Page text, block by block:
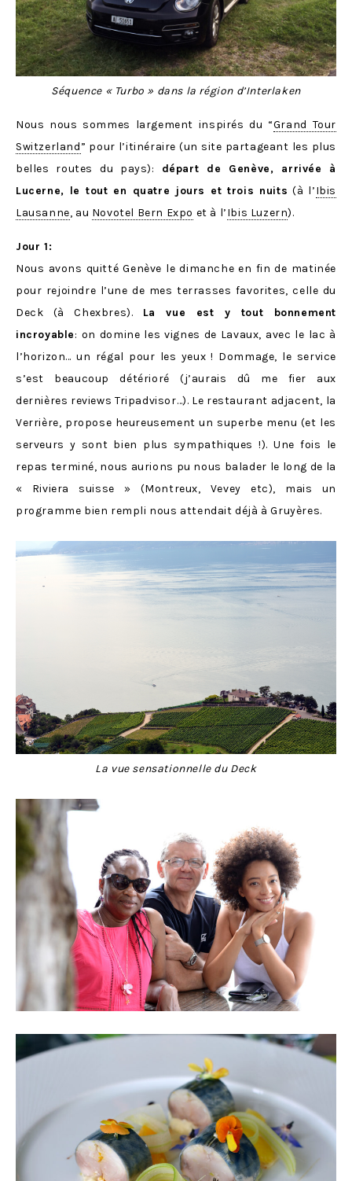
Séquence « Turbo » dans la région d’Interlaken
Nous nous sommes largement inspirés du “Grand Tour
Switzerland” pour l’itinéraire (un site partageant les plus
belles routes du pays): départ de Genève, arrivée à
Lucerne, le tout en quatre jours et trois nuits (à l’Ibis
Lausanne, au Novotel Bern Expo et à l’Ibis Luzern).
Jour 1:
Nous avons quitté Genève le dimanche en fin de matinée
pour rejoindre l’une de mes terrasses favorites, celle du
Deck (à Chexbres). La vue est y tout bonnement
incroyable: on domine les vignes de Lavaux, avec le lac à
l’horizon… un régal pour les yeux ! Dommage, le service
s’est beaucoup détérioré (j’aurais dû me fier aux
dernières reviews Tripadvisor…). Le restaurant adjacent, la
Verrière, propose heureusement un superbe menu (et les
serveurs y sont bien plus sympathiques !). Une fois le
repas terminé, nous aurions pu nous balader le long de la
« Riviera suisse » (Montreux, Vevey etc), mais un
programme bien rempli nous attendait déjà à Gruyères.
La vue sensationnelle du Deck